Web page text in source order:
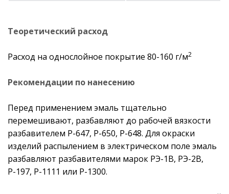
Теоретический расход
Расход на однослойное покрытие 80-160 г/м2
Рекомендации по нанесению
Перед применением эмаль тщательно
перемешивают, разбавляют до рабочей вязкости
разбавителем Р-647, Р-650, Р-648. Для окраски
изделий распылением в электрическом поле эмаль
разбавляют разбавителями марок РЭ-1В, РЭ-2В,
Р-197, Р-1111 или Р-1300.